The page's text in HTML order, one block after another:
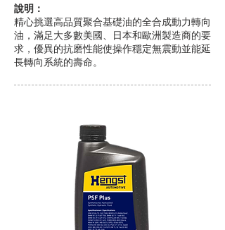
說明：
精心挑選高品質聚合基礎油的全合成動力轉向
油，滿足大多數美國、日本和歐洲製造商的要
求，優異的抗磨性能使操作穩定無震動並能延
長轉向系統的壽命。